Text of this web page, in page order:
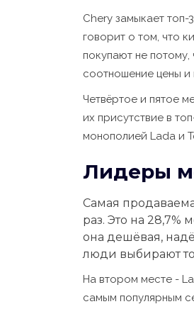
Chery замыкает
говорит о том, что
покупают не
соотношение цены и
Четвёртое и пятое
их присутствие в
монополией Lada и
Лидеры
Самая
раз. Это на 28,7%
она дешёвая,
люди выбирают
На втором месте -
самым популярным